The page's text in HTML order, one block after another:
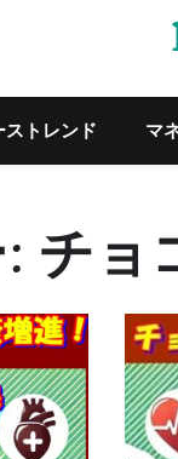
トレンド マ
チョ